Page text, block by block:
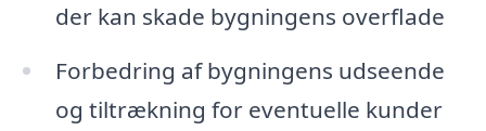
der kan skade bygningens overflade
Forbedring af bygningens udseende
og tiltrækning for eventuelle kunder